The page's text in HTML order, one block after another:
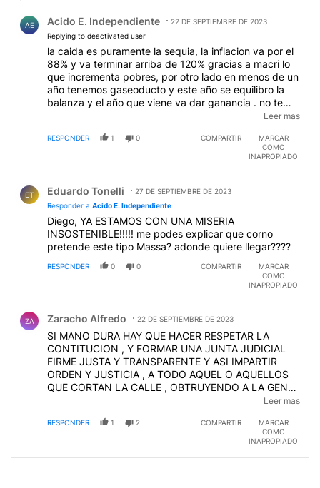
AE Acido E. Independiente
22 DE SEPTIEMBRE DE 2023
Replying to deactivated user
la caida es puramente la sequia, la inflacion va por el
88% y va terminar arriba de 120% gracias a macri lo
que incrementa pobres, por otro lado en menos de un
año tenemos gaseoducto y este año se equilibro la
balanza y el año que viene va dar ganancia . no te
comas el verso de esta todo mal, no fue un buen año
esto va a mejorar muchisimo, sino otra vez para atras
Leer mas
RESPONDER 1 0 COMPARTIR
MARCAR
COMO
INAPROPIADO
ET Eduardo Tonelli
27 DE SEPTIEMBRE DE 2023
Responder a Acido E. Independiente
Diego, YA ESTAMOS CON UNA MISERIA
INSOSTENIBLE!!!!! me podes explicar que corno
pretende este tipo Massa? adonde quiere llegar????
RESPONDER 0 0 COMPARTIR
MARCAR
COMO
INAPROPIADO
ZA Zaracho Alfredo 22 DE SEPTIEMBRE DE 2023
SI MANO DURA HAY QUE HACER RESPETAR LA
CONTITUCION , Y FORMAR UNA JUNTA JUDICIAL
FIRME JUSTA Y TRANSPARENTE Y ASI IMPARTIR
ORDEN Y JUSTICIA , A TODO AQUEL O AQUELLOS
QUE CORTAN LA CALLE , OBTRUYENDO A LA GENTE
CARCEL ,
Leer mas
RESPONDER 1 2 COMPARTIR
MARCAR
COMO
INAPROPIADO